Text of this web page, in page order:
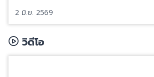
2 มิ.ย. 2569
วิดีโอ